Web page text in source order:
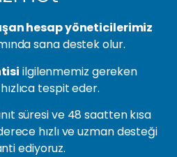
hesap yöneticilerimiz
sana destek olur.
ilgilenmemiz gereken
tespit eder.
süresi ve 48 saatten kısa
hızlı ve uzman desteği
ediyoruz.